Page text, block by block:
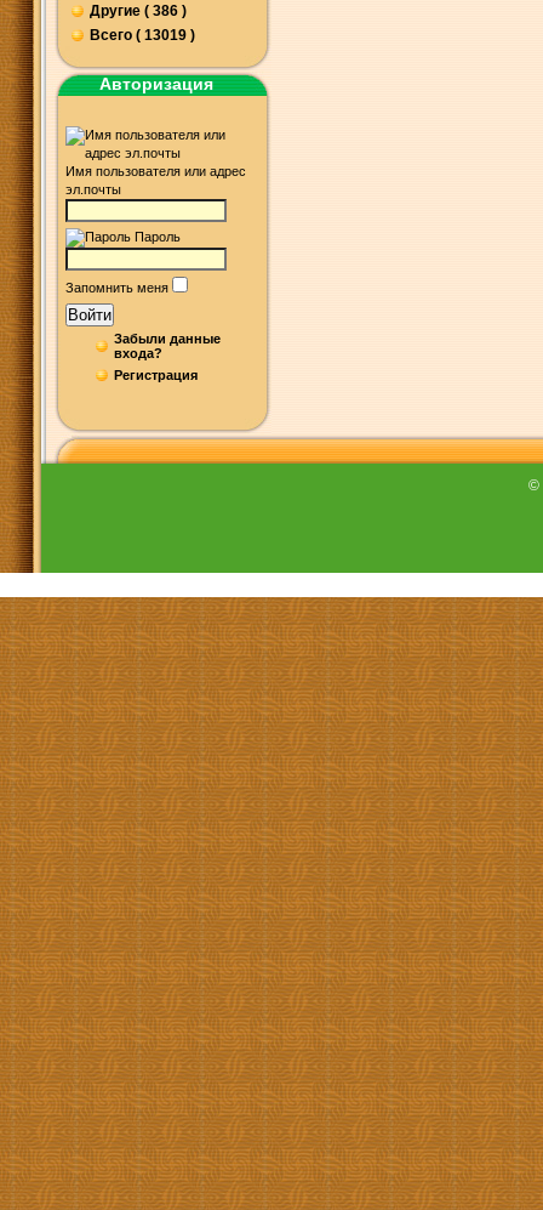
Другие ( 386 )
Всего ( 13019 )
Авторизация
Имя пользователя или адрес
эл.почты
Пароль
Запомнить меня
Войти
Забыли данные
входа?
Регистрация
©